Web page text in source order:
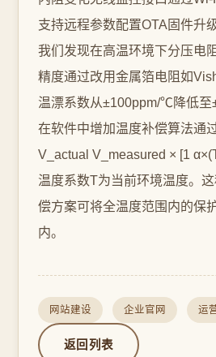
支持远程参数配置OTA固件升
我们发现在高温环境下分压电
精度通过改用金属箔电阻如
温漂系数从±100ppm/℃降低
在软件中增加温度补偿算法通
V_actual V_measured × [1
温度系数T为当前环境温度。
偿方案可将全温度范围内的保
内。
网站建设 企业官网 运
返回列表